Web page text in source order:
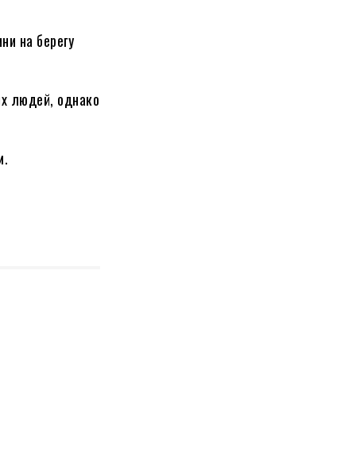
на берегу
людей, однако